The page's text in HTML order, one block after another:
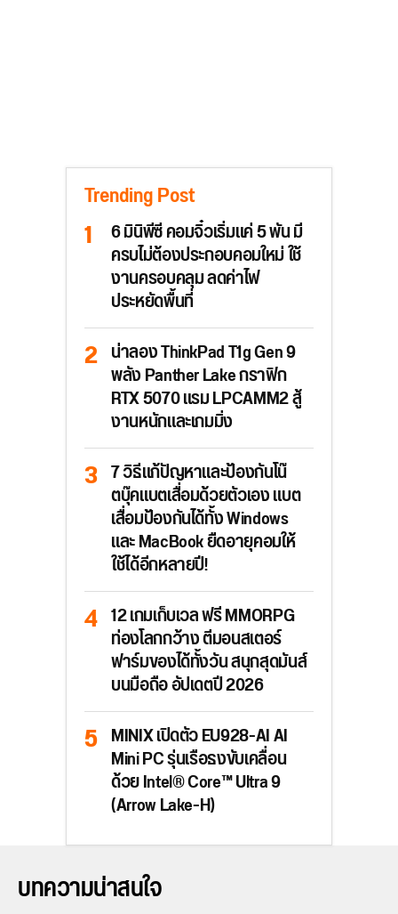
Trending Post
6 มินิพีซี คอมจิ๋วเริ่มแค่ 5 พัน มี
ครบไม่ต้องประกอบคอมใหม่ ใช้
งานครอบคลุม ลดค่าไฟ
ประหยัดพื้นที่
น่าลอง ThinkPad T1g Gen 9
พลัง Panther Lake กราฟิก
RTX 5070 แรม LPCAMM2 สู้
งานหนักและเกมมิ่ง
7 วิธีแก้ปัญหาและป้องกันโน๊
ตบุ๊คแบตเสื่อมด้วยตัวเอง แบต
เสื่อมป้องกันได้ทั้ง Windows
และ MacBook ยืดอายุคอมให้
ใช้ได้อีกหลายปี!
12 เกมเก็บเวล ฟรี MMORPG
ท่องโลกกว้าง ตีมอนสเตอร์
ฟาร์มของได้ทั้งวัน สนุกสุดมันส์
บนมือถือ อัปเดตปี 2026
MINIX เปิดตัว EU928-AI AI
Mini PC รุ่นเรือธงขับเคลื่อน
ด้วย Intel® Core™ Ultra 9
(Arrow Lake-H)
บทความน่าสนใจ